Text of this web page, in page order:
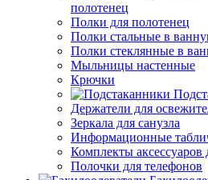
полотенец
Полки для полотенец
Полки стальные в
Полки стеклянные в
Мыльницы настенные
Крючки
Держатели для
Зеркала для санузла
Информационные
Комплекты аксессуаров
Полочки для телефонов